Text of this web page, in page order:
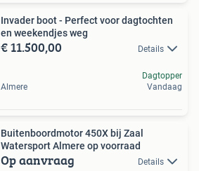
Invader boot - Perfect voor dagtochten
en weekendjes weg
€ 11.500,00 Details
Almere
Dagtopper
Vandaag
Buitenboordmotor 450X bij Zaal
Watersport Almere op voorraad
Op aanvraag Details